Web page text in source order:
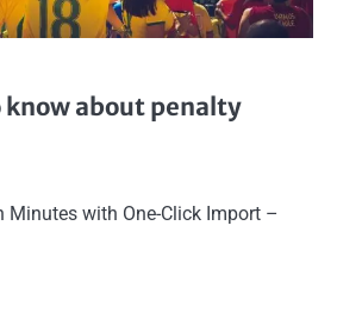
know about penalty
Minutes with One-Click Import –